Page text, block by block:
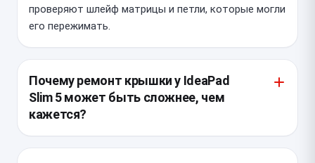
проверяют шлейф матрицы и петли, которые могли
его пережимать.
Почему ремонт крышки у IdeaPad
Slim 5 может быть сложнее, чем
кажется?